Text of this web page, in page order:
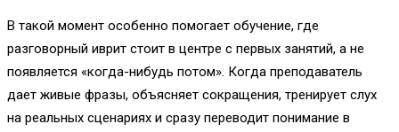
В такой момент особенно помогает обучение, где
разговорный иврит стоит в центре с первых занятий, а не
появляется «когда-нибудь потом». Когда преподаватель
дает живые фразы, объясняет сокращения, тренирует слух
на реальных сценариях и сразу переводит понимание в